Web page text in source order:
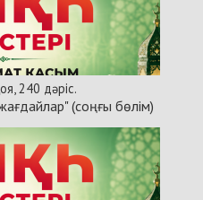
240 дәріс.
(соңғы бөлім)